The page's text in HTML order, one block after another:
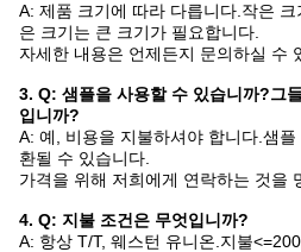
A: 제품 크기에 따라 다릅니다.작은
은 크기는 큰 크기가 필요합니다.
자세한 내용은 언제든지 문의하실 수
3. Q: 샘플을 사용할 수 있습니까?그
입니까?
A: 예, 비용을 지불하셔야 합니다.샘
환될 수 있습니다.
가격을 위해 저희에게 연락하는 것을
4. Q: 지불 조건은 무엇입니까?
A: 항상 T/T, 웨스턴 유니온.지불